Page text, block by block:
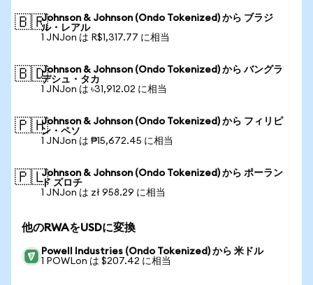
🇧🇷Johnson & Johnson (Ondo Tokenized) から ブラジ
ル・レアル
1 JNJon は R$1,317.77 に相当
🇧🇩Johnson & Johnson (Ondo Tokenized) から バングラ
デシュ・タカ
1 JNJon は ৳31,912.02 に相当
🇵🇭Johnson & Johnson (Ondo Tokenized) から フィリピ
ン・ペソ
1 JNJon は ₱15,672.45 に相当
🇵🇱Johnson & Johnson (Ondo Tokenized) から ポーラン
ド ズロチ
1 JNJon は zł 958.29 に相当
他のRWAをUSDに変換
Powell Industries (Ondo Tokenized) から 米ドル
1 POWLon は $207.42 に相当